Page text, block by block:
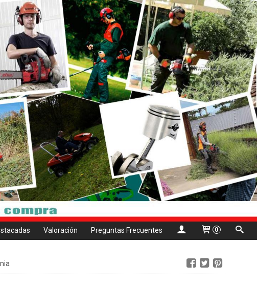
Valoración Preguntas Frecuentes 0